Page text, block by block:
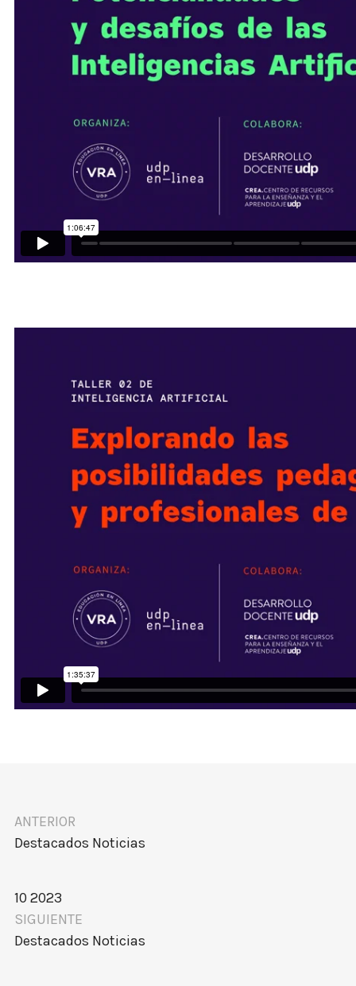
ANTERIOR
Destacados Noticias
10 2023
SIGUIENTE
Destacados Noticias